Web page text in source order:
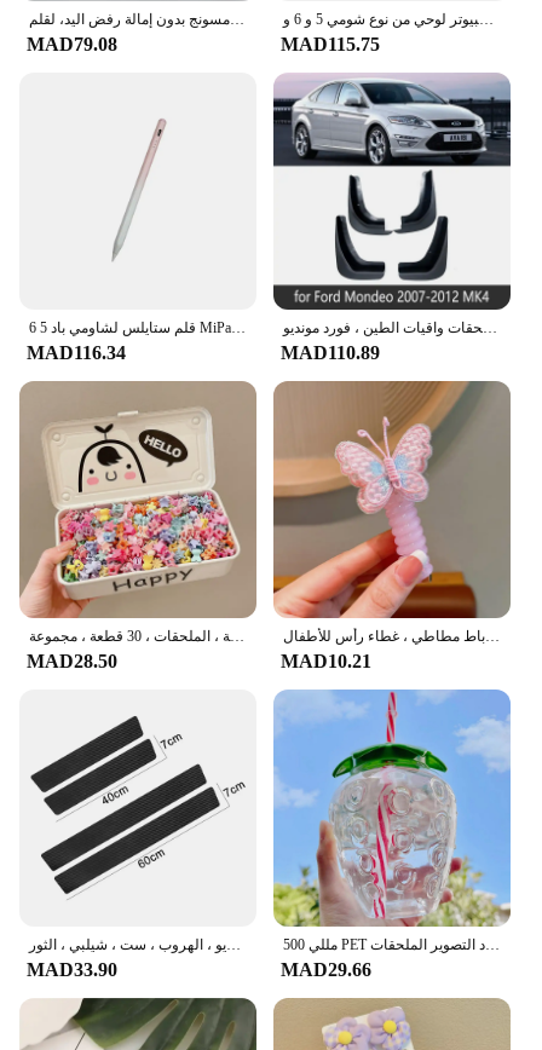
قلم لهاتف شاومي باد 6 ستايلس للوحة سامسونج بدون إمالة رفض اليد، لقلم Honor Redmi لجميع أقلام الهاتف اللوحي التي تعمل بنظام أندرويد
MAD79.08
قلم قلم لمس للهاتف المحمول اللوحي ، قلم رسم ، قلم رصاص لجهاز كمبيوتر لوحي من نوع شومي 5 و 6 و Mi Pad 5 و Mi Pad 5 و 6 و 11"
MAD115.75
قلم ستايلس لشاومي باد 5 6 MiPad 5 Pro Mi Pad 5 6 Pro 11 "Redmi Pad Mipad6 Pro قلم لمس للكمبيوتر اللوحي قلم رسم للهاتف المحمول
MAD116.34
واقي طين رفرف الطين ، رفرف رفرف رفرف ، ملحقات واقيات الطين ، فورد مونديو ، MK4 ، MK5 ، ~ ، Fusion cd390 ، our
MAD110.89
MAD28.50
حبل شعر بخط هاتف حلزوني مرن ، فراشة مُطَرزة جميلة ، حلقة شعر على شكل ذيل حصان ، رباط مطاطي ، غطاء رأس للأطفال
MAD10.21
MAD33.90
500 مللي PET الفراولة على شكل الأطفال القش القدح واضح الفراولة عصير القدح كوب الماء البارد التصوير الملحقات
MAD29.66